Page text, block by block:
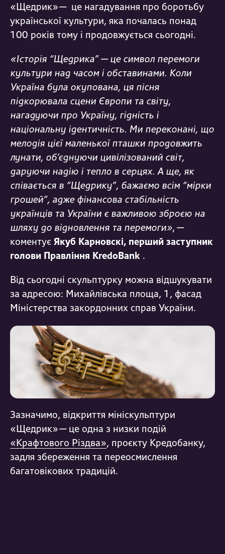
«Щедрик» — це нагадування про боротьбу
української культури, яка почалась понад
100 років тому і продовжується сьогодні.
«Історія “Щедрика” — це символ перемоги
культури над часом і обставинами. Коли
Україна була окупована, ця пісня
підкорювала сцени Європи та світу,
нагадуючи про Україну, гідність і
національну ідентичність. Ми переконані, що
мелодія цієї маленької пташки продовжить
лунати, об’єднуючи цивілізований світ,
даруючи надію і тепло в серцях. А ще, як
співається в “Щедрику”, бажаємо всім “мірки
грошей”, адже фінансова стабільність
українців та України є важливою зброєю на
шляху до відновлення та перемоги», —
коментує Якуб Карновскі, перший заступник
голови Правління KredoBank .
Від сьогодні скульптурку можна відшукувати
за адресою: Михайлівська площа, 1, фасад
Міністерства закордонних справ України.
Зазначимо, відкриття мініскульптури
«Щедрик» — це одна з низки подій
«Крафтового Різдва», проєкту Кредобанку,
задля збереження та переосмислення
багатовікових традицій.